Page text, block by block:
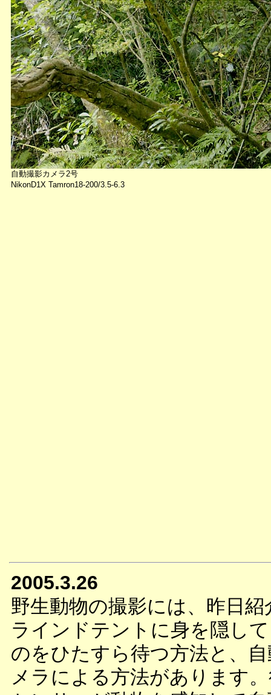
自動撮影カメラ2号
NikonD1X Tamron18-200/3.5-6.3
2005.3.26
野生動物の撮影には、昨日
ラインドテントに身を隠し
のをひたすら待つ方法と、
メラによる方法があります